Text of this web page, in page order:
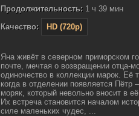
Продолжительность: 1 ч 39 мин
Качество:
HD (720p)
Яна живёт в северном приморском
почте, мечтая о возвращении отца-
одиночество в коллекции марок. Её
когда в отделении появляется
моряк, который невольно вносит в
Их встреча становится началом
силе маленьких чудес, ...